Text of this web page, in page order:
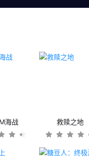
海战 救赎之地